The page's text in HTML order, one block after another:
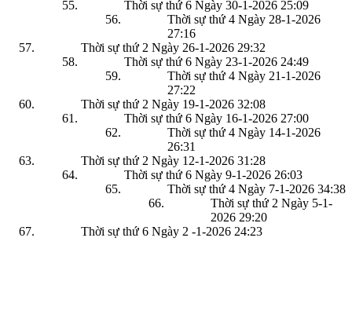
Thời sự thứ 6 Ngày 30-1-2026 25:09
Thời sự thứ 4 Ngày 28-1-2026
27:16
Thời sự thứ 2 Ngày 26-1-2026 29:32
Thời sự thứ 6 Ngày 23-1-2026 24:49
Thời sự thứ 4 Ngày 21-1-2026
27:22
Thời sự thứ 2 Ngày 19-1-2026 32:08
Thời sự thứ 6 Ngày 16-1-2026 27:00
Thời sự thứ 4 Ngày 14-1-2026
26:31
Thời sự thứ 2 Ngày 12-1-2026 31:28
Thời sự thứ 6 Ngày 9-1-2026 26:03
Thời sự thứ 4 Ngày 7-1-2026 34:38
Thời sự thứ 2 Ngày 5-1-
2026 29:20
Thời sự thứ 6 Ngày 2 -1-2026 24:23